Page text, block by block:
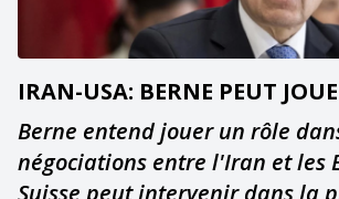
IRAN-USA: BERNE PEUT
Berne entend jouer un rôle
négociations entre l'Iran et les
Suisse peut intervenir dans la